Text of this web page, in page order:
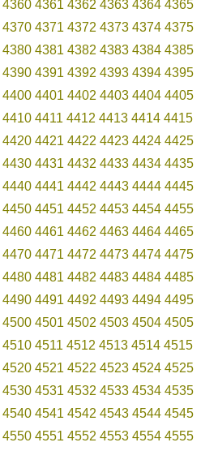
4360 4361 4362 4363 4364 4365
4370 4371 4372 4373 4374 4375
4380 4381 4382 4383 4384 4385
4390 4391 4392 4393 4394 4395
4400 4401 4402 4403 4404 4405
4410 4411 4412 4413 4414 4415
4420 4421 4422 4423 4424 4425
4430 4431 4432 4433 4434 4435
4440 4441 4442 4443 4444 4445
4450 4451 4452 4453 4454 4455
4460 4461 4462 4463 4464 4465
4470 4471 4472 4473 4474 4475
4480 4481 4482 4483 4484 4485
4490 4491 4492 4493 4494 4495
4500 4501 4502 4503 4504 4505
4510 4511 4512 4513 4514 4515
4520 4521 4522 4523 4524 4525
4530 4531 4532 4533 4534 4535
4540 4541 4542 4543 4544 4545
4550 4551 4552 4553 4554 4555